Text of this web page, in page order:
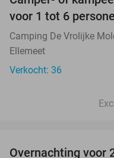
voor 1 tot 6
Camping De Vrolijke
Ellemeet
Verkocht: 36
Overnachting voor